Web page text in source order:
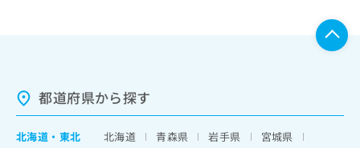
都道府県から探す
北海道 ・ 東北 北海道 青森県 岩手県
宮城県